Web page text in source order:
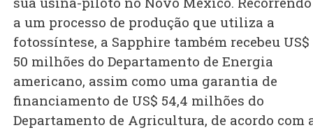
a um processo de produção que utiliza a
fotossíntese, a Sapphire também recebeu US$
50 milhões do Departamento de Energia
americano, assim como uma garantia de
financiamento de US$ 54,4 milhões do
Departamento de Agricultura, de acordo com